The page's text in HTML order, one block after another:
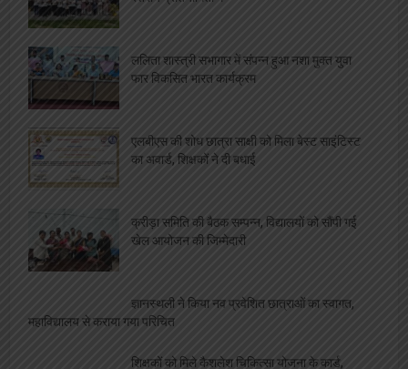
ललिता शास्त्री सभागार में संपन्न हुआ नशा मुक्त युवा
फार विकसित भारत कार्यक्रम
एलबीएस की शोध छात्रा साक्षी को मिला बेस्ट साइंटिस्ट
का अवार्ड, शिक्षकों ने दी बधाई
क्रीड़ा समिति की बैठक सम्पन्न, विद्यालयों को सौंपी गई
खेल आयोजन की जिम्मेदारी
ज्ञानस्थली ने किया नव प्रवेशित छात्राओं का स्वागत,
महाविद्यालय से कराया गया परिचित
शिक्षकों को मिले कैशलेश चिकित्सा योजना के कार्ड,